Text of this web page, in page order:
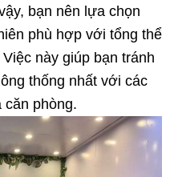
bạn nên lựa chọn
phù hợp với tổng thể
này giúp bạn tránh
thống nhất với các
căn phòng.